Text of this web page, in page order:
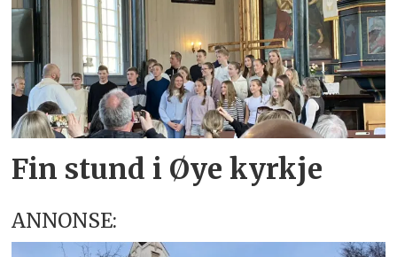
Fin stund i Øye kyrkje
ANNONSE: